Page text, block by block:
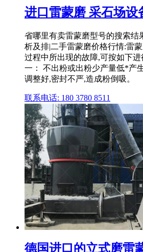
进口雷蒙磨 采石场设
省哪里有卖雷蒙磨型号的搜索结
析及排|二手雷蒙磨价格行情:雷
过程中所出现的故障,可按如下
一： 不出粉或出粉少产量低*产
调整好,密封不严,造成粉倒吸。
联系电话: 180 3780 8511
德国进口的立式磨雷